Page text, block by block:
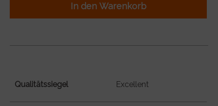
In den Warenkorb
Qualitätssiegel Excellent